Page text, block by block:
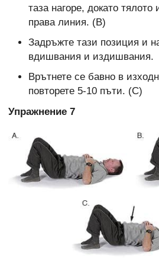
таза нагоре, докато
права линия. (В)
Задръжте тази позиция и
вдишвания и издишвания.
Врътнете се бавно в
повторете 5-10 пъти. (С)
Упражнение 7